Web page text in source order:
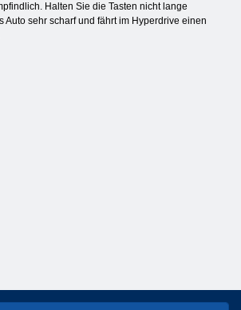
Halten Sie die Tasten nicht lange
Auto sehr scharf und fährt im Hyperdrive einen